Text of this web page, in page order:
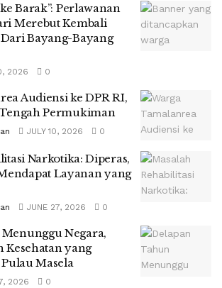
Barak”: Perlawanan
Merebut Kembali
Bayang-Bayang
2026 0
Audiensi ke DPR RI,
Permukiman
JULY 10, 2026 0
Narkotika: Diperas,
Layanan yang
JUNE 27, 2026 0
Negara,
Kesehatan yang
Masela
2026 0